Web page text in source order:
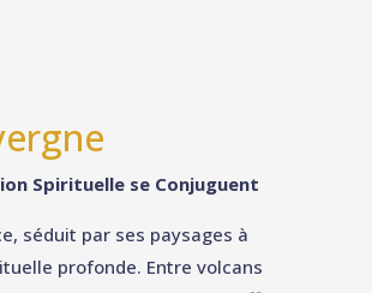
Spirituelle se Conjuguent
séduit par ses paysages à
profonde. Entre volcans